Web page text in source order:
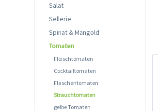
Salat
Sellerie
Spinat & Mangold
Tomaten
Fleischtomaten
Cocktailtomaten
Flaschentomaten
Strauchtomaten
gelbe Tomaten